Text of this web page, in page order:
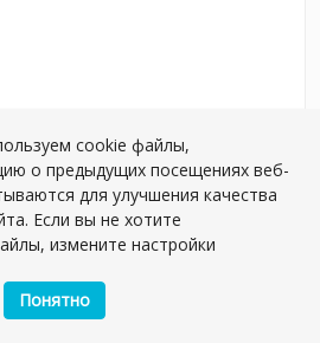
HP бежевый
60x60x0,9
шт
cookie файлы,
о предыдущих посещениях веб-
для улучшения качества
Если вы не хотите
измените настройки
Понятно